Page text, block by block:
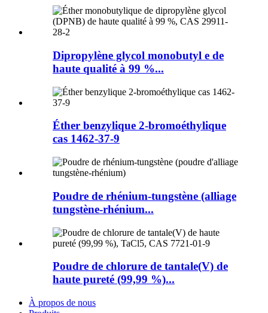
Dipropylène glycol monobutyl e de
haute qualité à 99 %...
Éther benzylique 2-bromoéthylique
cas 1462-37-9
Poudre de rhénium-tungstène (alliage
tungstène-rhénium...
Poudre de chlorure de tantale(V) de
haute pureté (99,99 %)...
À propos de nous